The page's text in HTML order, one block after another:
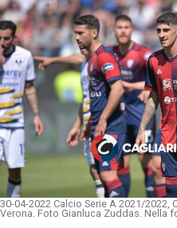
30-04-2022 Calcio Serie A 2021/2022,
Verona. Foto Gianluca Zuddas. Nella